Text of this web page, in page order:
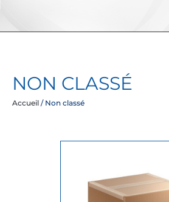
NON CLASSÉ
Accueil / Non classé